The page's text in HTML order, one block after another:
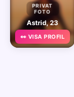
PRIVAT
FOTO
Astrid, 23
👀 VISA PROFIL